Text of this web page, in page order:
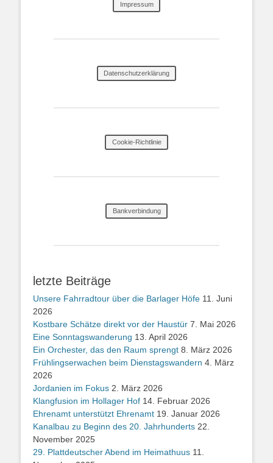
Impressum
Datenschutzerklärung
Cookie-Richtlinie
Bankverbindung
letzte Beiträge
Unsere Fahrradtour über die Barlager Höfe 11. Juni
2026
Kostbare Schätze direkt vor der Haustür 7. Mai 2026
Eine Sonntagswanderung 13. April 2026
Ein Orchester, das den Raum sprengt 8. März 2026
Frühlingserwachen beim Dienstagswandern 4. März
2026
Jordanien im Fokus 2. März 2026
Klangfusion im Hollager Hof 14. Februar 2026
Ehrenamt unterstützt Ehrenamt 19. Januar 2026
Kanalbau zu Beginn des 20. Jahrhunderts 22.
November 2025
29. Plattdeutscher Abend im Heimathuus 11.